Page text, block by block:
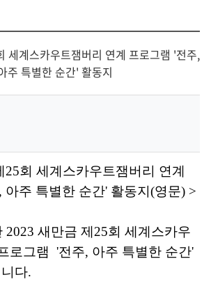
유
하
세계스카우트잼버리 연계 프로그램 '전주,
주 특별한 순간' 활동지
25회 세계스카우트잼버리 연계
주 특별한 순간' 활동지(영문) >
2023 새만금 제25회 세계스카우
로그램 '전주, 아주 특별한 순간'
다.